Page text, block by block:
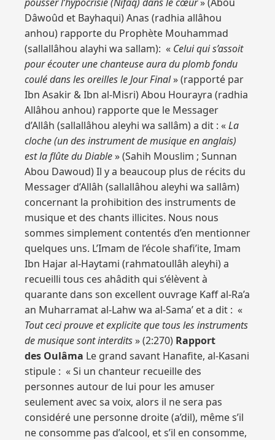
Dâwoûd et Bayhaqui) Anas (radhia allâhou
anhou) rapporte du Prophète Mouhammad
(sallallâhou alayhi wa sallam): « Celui qui s’assoit
pour écouter une chanteuse aura du plomb fondu
coulé dans les oreilles le Jour Final» (rapporté par
Ibn Asakir & Ibn al-Misri) Abou Hourayra (radhia
Allâhou anhou) rapporte que le Messager
d’Allâh (sallallâhou aleyhi wa sallâm) a dit : «La
cloche (un des instrument de musique en anglais)
est la flûte du Diable» (Sahih Mouslim ; Sunnan
Abou Dawoud) Il y a beaucoup plus de récits du
Messager d’Allâh (sallallâhou aleyhi wa sallâm)
concernant la prohibition des instruments de
musique et des chants illicites. Nous nous
sommes simplement contentés d’en mentionner
quelques uns. L’Imam de l’école shafi’ite, Imam
Ibn Hajar al-Haytami (rahmatoullâh aleyhi) a
recueilli tous ces ahâdith qui s’élèvent à
quarante dans son excellent ouvrage Kaff al-Ra’a
an Muharramat al-Lahw wa al-Sama’ et a dit : «
Tout ceci prouve et explicite que tous les instruments
de musique sont interdits» (2:270) Rapport
des Oulâma Le grand savant Hanafite, al-Kasani
stipule : « Si un chanteur recueille des
personnes autour de lui pour les amuser
seulement avec sa voix, alors il ne sera pas
considéré une personne droite (a’dil), même s’il
ne consomme pas d’alcool, et s’il en consomme,